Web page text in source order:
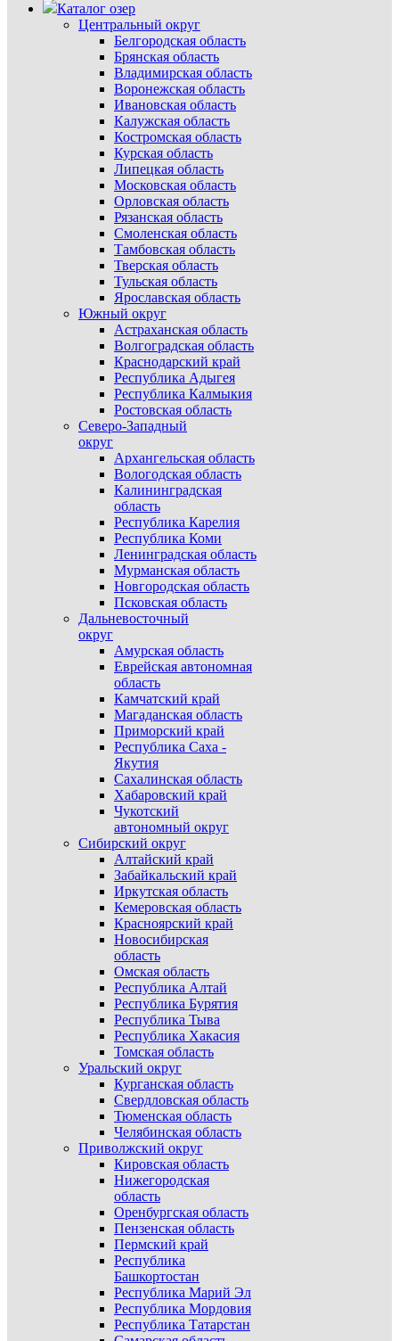
Каталог озер
Центральный округ
Белгородская область
Брянская область
Владимирская область
Воронежская область
Ивановская область
Калужская область
Костромская область
Курская область
Липецкая область
Московская область
Орловская область
Рязанская область
Смоленская область
Тамбовская область
Тверская область
Тульская область
Ярославская область
Южный округ
Астраханская область
Волгоградская область
Краснодарский край
Республика Адыгея
Республика Калмыкия
Ростовская область
Северо-Западный
округ
Архангельская область
Вологодская область
Калининградская
область
Республика Карелия
Республика Коми
Ленинградская область
Мурманская область
Новгородская область
Псковская область
Дальневосточный
округ
Амурская область
Еврейская автономная
область
Камчатский край
Магаданская область
Приморский край
Республика Саха -
Якутия
Сахалинская область
Хабаровский край
Чукотский
автономный округ
Сибирский округ
Алтайский край
Забайкальский край
Иркутская область
Кемеровская область
Красноярский край
Новосибирская
область
Омская область
Республика Алтай
Республика Бурятия
Республика Тыва
Республика Хакасия
Томская область
Уральский округ
Курганская область
Свердловская область
Тюменская область
Челябинская область
Приволжский округ
Кировская область
Нижегородская
область
Оренбургская область
Пензенская область
Пермский край
Республика
Башкортостан
Республика Марий Эл
Республика Мордовия
Республика Татарстан